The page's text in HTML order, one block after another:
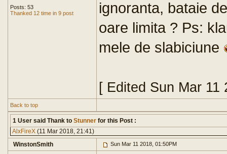
Posts: 53
Thanked 12 time in 9 post
ignoranta, bataie
oare limita ? Ps:
mele de slabiciune
[ Edited Sun Mar 11
Back to top
1 User said Thank to Stunner for this Post :
AlxFireX (11 Mar 2018, 21:41)
WinstonSmith
Sun Mar 11 2018, 01:50PM